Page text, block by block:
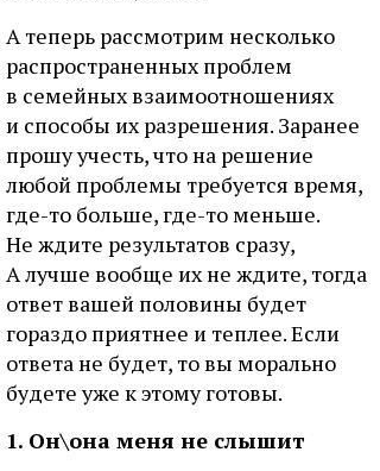
А теперь рассмотрим несколько
распространенных проблем
в семейных взаимоотношениях
и способы их разрешения. Заранее
прошу учесть, что на решение
любой проблемы требуется время,
где-то больше, где-то меньше.
Не ждите результатов сразу,
А лучше вообще их не ждите, тогда
ответ вашей половины будет
гораздо приятнее и теплее. Если
ответа не будет, то вы морально
будете уже к этому готовы.
1. Он\она меня не слышит